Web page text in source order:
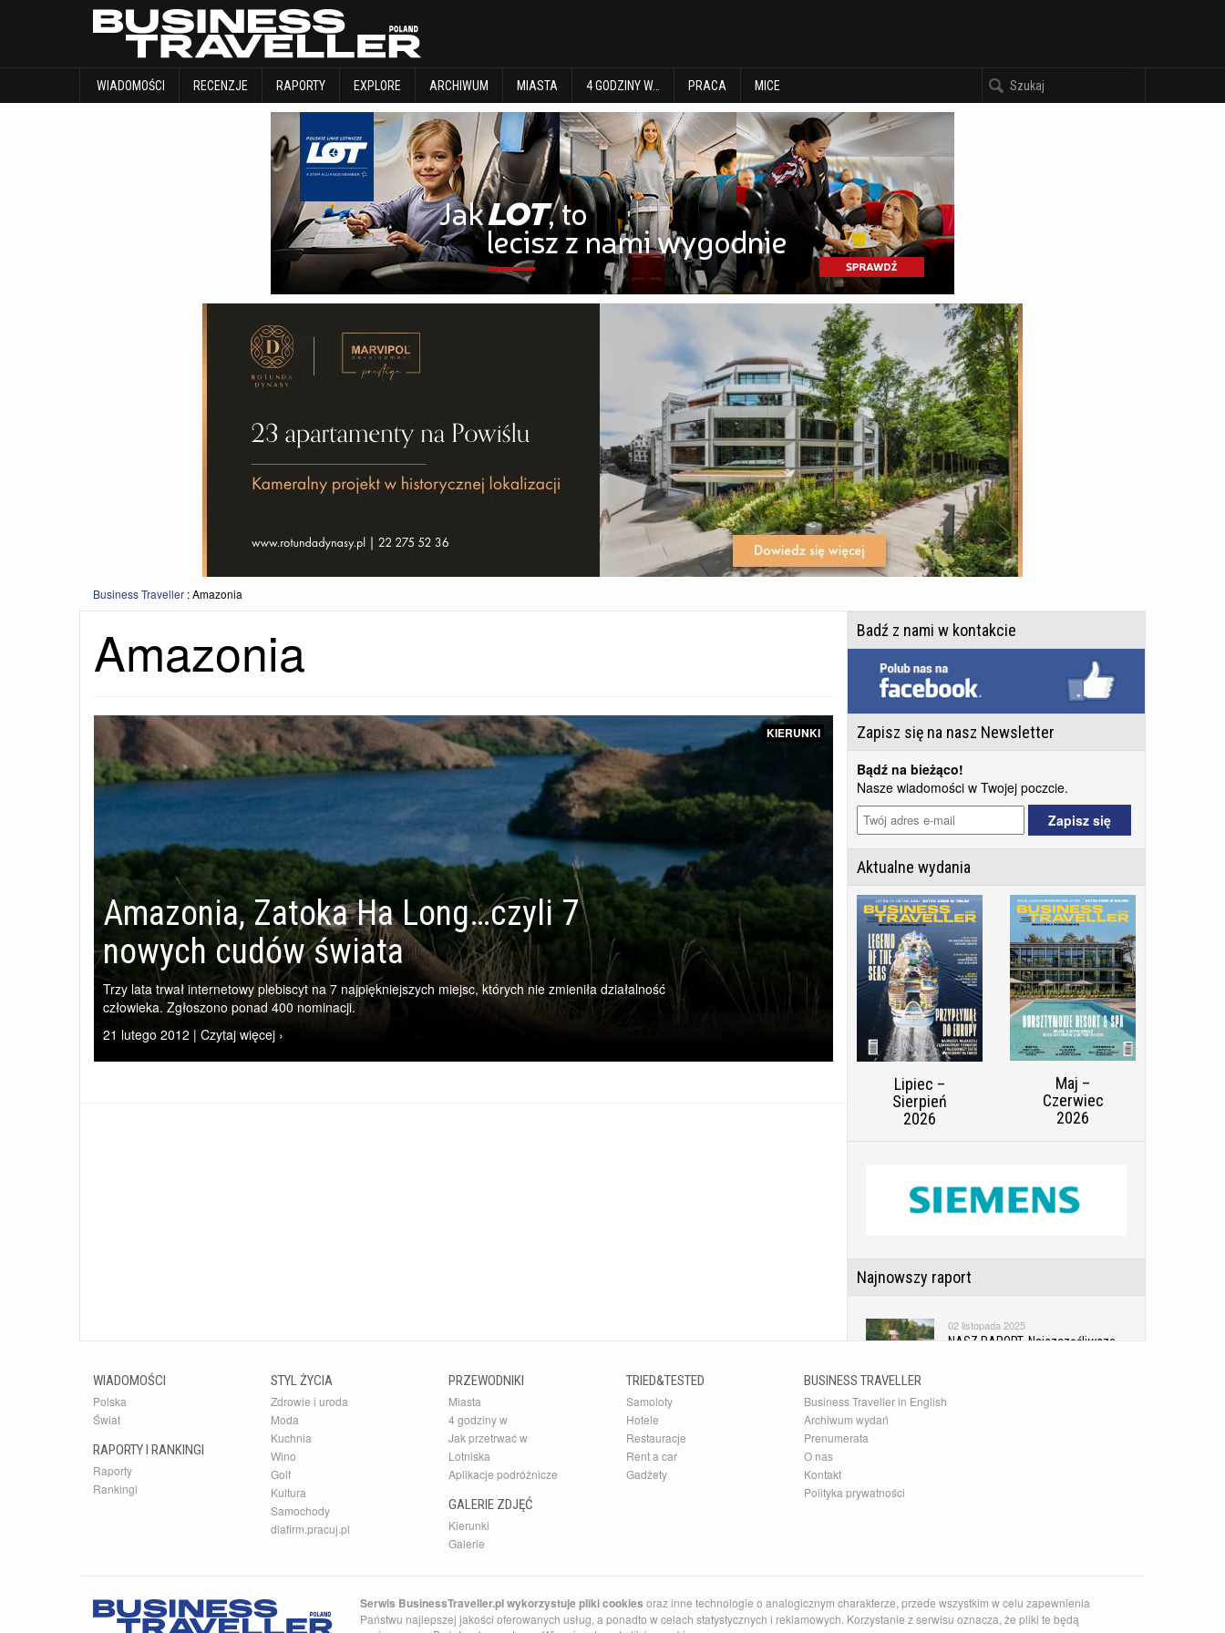
WIADOMOŚCI RECENZJE RAPORTY EXPLORE ARCHIWUM MIASTA 4 GODZINY W… PRACA MICE
WIADOMOŚCI RECENZJE
Business Traveller :Amazonia
Amazonia
KIERUNKI
Amazonia, Zatoka Ha Long…czyli 7
nowych cudów świata
Trzy lata trwał internetowy plebiscyt na 7 najpiękniejszych miejsc, których nie zmieniła działalność
człowieka. Zgłoszono ponad 400 nominacji.
21 lutego 2012 | Czytaj więcej ›
Badź z nami w kontakcie
Zapisz się na nasz Newsletter
Bądź na bieżąco!
Nasze wiadomości w Twojej poczcie.
Aktualne wydania
Lipiec –
Sierpień
2026
Maj –
Czerwiec
2026
Najnowszy raport
02 listopada 2025
NASZ RAPORT. Najszczęśliwsze
Najnowsza Galeria
Zaskakujące słowackie Pieniny
WIADOMOŚCI
Polska
Świat
RAPORTY I RANKINGI
Raporty
Rankingi
STYL ŻYCIA
Zdrowie i uroda
Moda
Kuchnia
Wino
Golf
Kultura
Samochody
dlafirm.pracuj.pl
PRZEWODNIKI
Miasta
4 godziny w
Jak przetrwać w
Lotniska
Aplikacje podróżnicze
GALERIE ZDJĘĆ
Kierunki
Galerie
TRIED&TESTED
Samoloty
Hotele
Restauracje
Rent a car
Gadżety
BUSINESS TRAVELLER
Business Traveller in English
Archiwum wydań
Prenumerata
O nas
Kontakt
Polityka prywatności
Serwis BusinessTraveller.pl wykorzystuje pliki cookies oraz inne technologie o analogicznym charakterze, przede wszystkim w celu zapewnienia
Państwu najlepszej jakości oferowanych usług, a ponadto w celach statystycznych i reklamowych. Korzystanie z serwisu oznacza, że pliki te będą